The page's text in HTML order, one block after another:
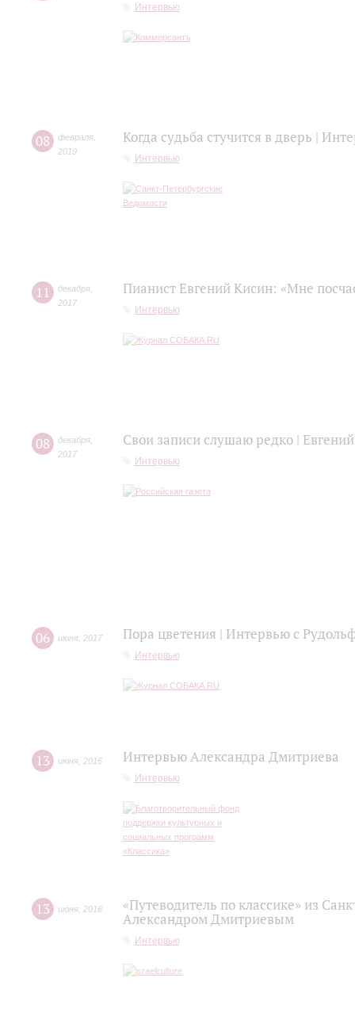
Интервью
08 февраля
2019
Когда судьба стучится в дверь |
Интервью
11 декабря
2017
Пианист Евгений Кисин: «Мне
Интервью
08 декабря
2017
Свои записи слушаю редко |
Интервью
06 июня 2017 Пора цветения | Интервью с
Интервью
13 июня 2016 Интервью Александра Дмитриева
Интервью
13 июня 2016
«Путеводитель по классике» из
Александром Дмитриевым
Интервью